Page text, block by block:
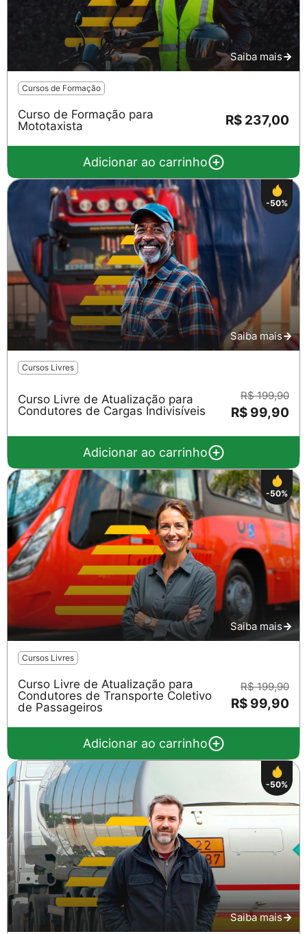
Saiba mais
Cursos de Formação
Curso de Formação para
Mototaxista
R$ 237,00
Adicionar ao carrinho
-50%
Saiba mais
Cursos Livres
Curso Livre de Atualização para
Condutores de Cargas Indivisíveis
R$ 199,90
R$ 99,90
Adicionar ao carrinho
-50%
Saiba mais
Cursos Livres
Curso Livre de Atualização para
Condutores de Transporte Coletivo
de Passageiros
R$ 199,90
R$ 99,90
Adicionar ao carrinho
-50%
Saiba mais